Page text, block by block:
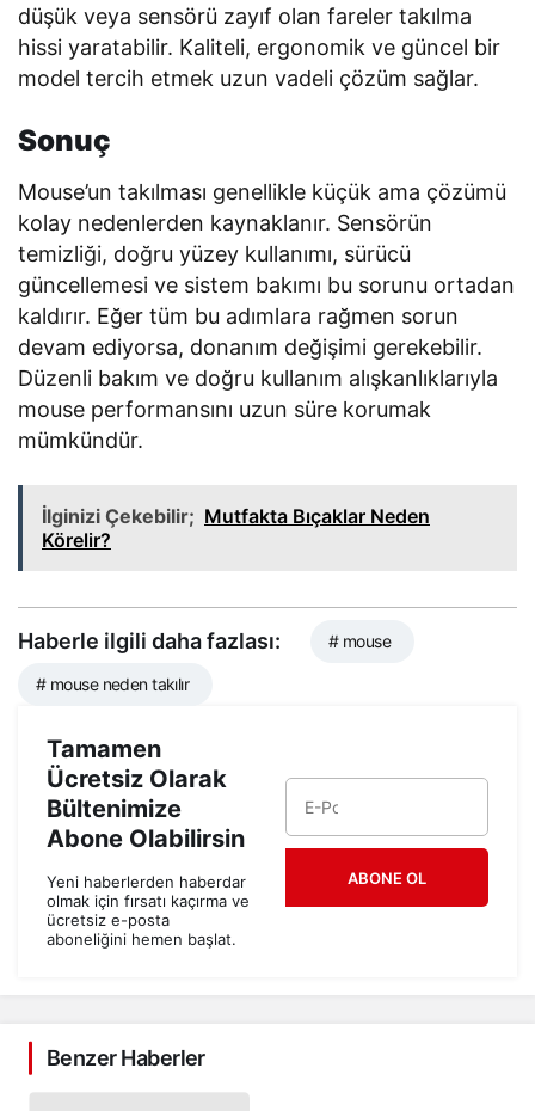
düşük veya sensörü zayıf olan fareler takılma
hissi yaratabilir. Kaliteli, ergonomik ve güncel bir
model tercih etmek uzun vadeli çözüm sağlar.
Sonuç
Mouse’un takılması genellikle küçük ama çözümü
kolay nedenlerden kaynaklanır. Sensörün
temizliği, doğru yüzey kullanımı, sürücü
güncellemesi ve sistem bakımı bu sorunu ortadan
kaldırır. Eğer tüm bu adımlara rağmen sorun
devam ediyorsa, donanım değişimi gerekebilir.
Düzenli bakım ve doğru kullanım alışkanlıklarıyla
mouse performansını uzun süre korumak
mümkündür.
İlginizi Çekebilir; Mutfakta Bıçaklar Neden
Körelir?
Haberle ilgili daha fazlası: # mouse
# mouse neden takılır
Tamamen
Ücretsiz Olarak
Bültenimize
Abone Olabilirsin
Yeni haberlerden haberdar
olmak için fırsatı kaçırma ve
ücretsiz e-posta
aboneliğini hemen başlat.
ABONE OL
Benzer Haberler